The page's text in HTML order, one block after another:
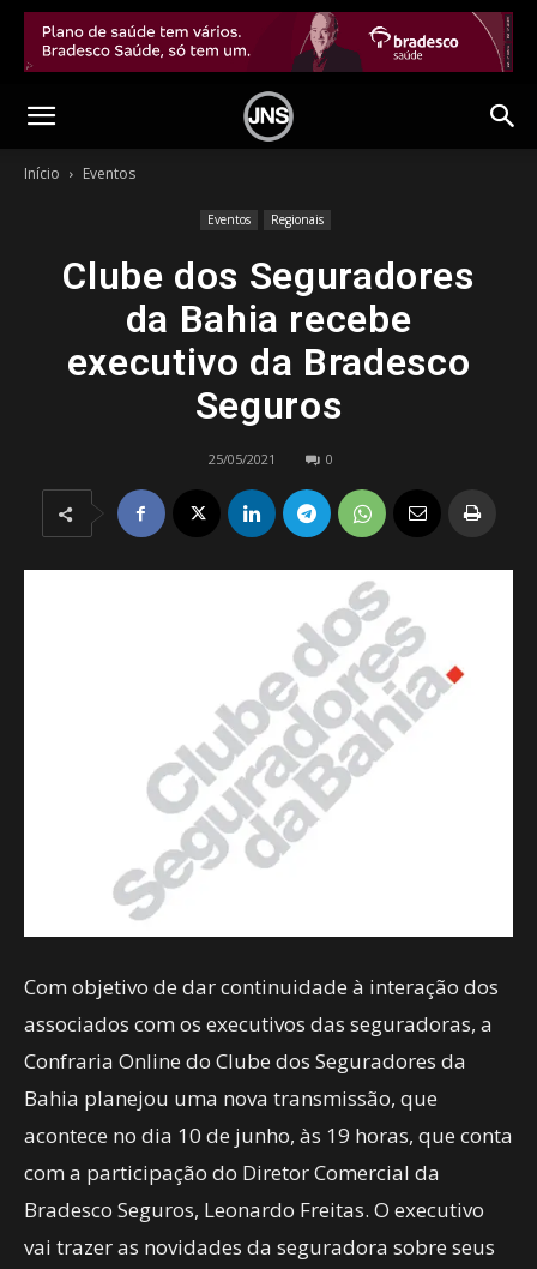
Início Eventos
Eventos Regionais
Clube dos Seguradores
da Bahia recebe
executivo da Bradesco
Seguros
25/05/2021 0
Com objetivo de dar continuidade à interação dos
associados com os executivos das seguradoras, a
Confraria Online do Clube dos Seguradores da
Bahia planejou uma nova transmissão, que
acontece no dia 10 de junho, às 19 horas, que conta
com a participação do Diretor Comercial da
Bradesco Seguros, Leonardo Freitas. O executivo
vai trazer as novidades da seguradora sobre seus